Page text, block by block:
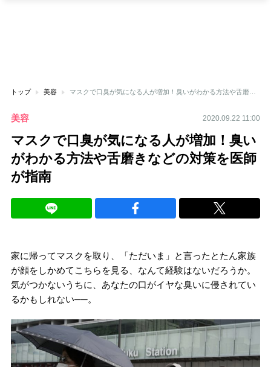
トップ 美容
美容 2020.09.22 11:00
マスクで口臭が気になる人が増加！臭い
がわかる方法や舌磨きなどの対策を医師
が指南
家に帰ってマスクを取り、「ただいま」と言ったとたん家族
が顔をしかめてこちらを見る、なんて経験はないだろうか。
気がつかないうちに、あなたの口がイヤな臭いに侵されてい
るかもしれない──。